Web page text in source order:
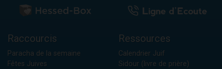
Raccourcis
Paracha de la semaine
Fêtes Juives
Ressources
Calendrier Juif
Sidour (livre de prière)